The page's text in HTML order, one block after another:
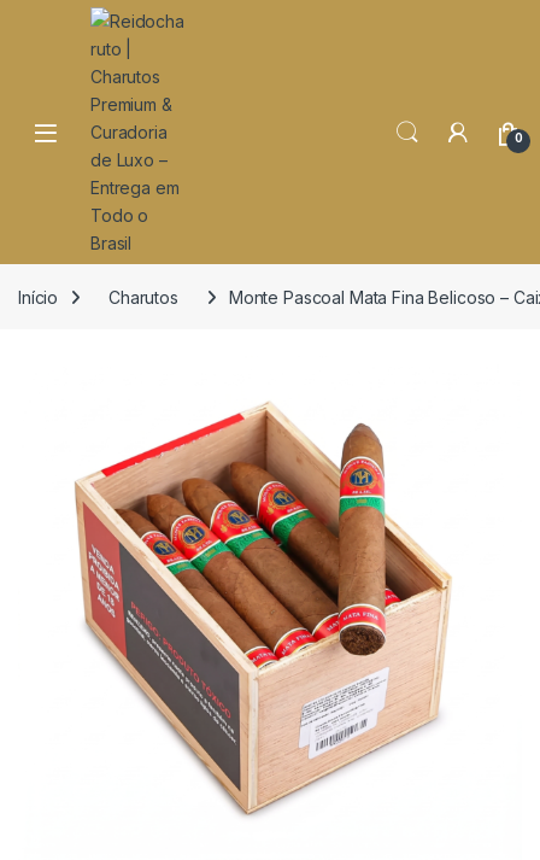
Open 0
Início Charutos Monte Pascoal Mata Fina Belicoso –